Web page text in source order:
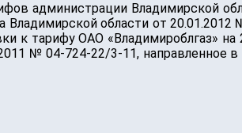
администрации Владимирской
области от
к тарифу ОАО «Владимироблгаз» на
№ 04-724-22/3-11, направленное